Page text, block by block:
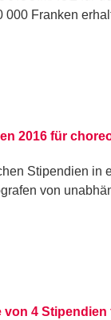
000 Franken
2016 für
Stipendien in
von
von 4